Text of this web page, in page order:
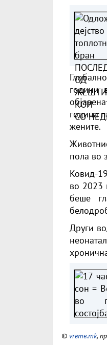
години
година
жените.
пола во
Ковид-
во 2023
беше
Други
© vreme.mk,